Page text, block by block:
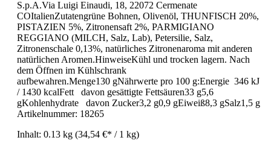
S.p.A.Via Luigi Einaudi, 18, 22072 Cermenate
COItalienZutatengrüne Bohnen, Olivenöl, THUNFISCH 20%,
PISTAZIEN 5%, Zitronensaft 2%, PARMIGIANO
REGGIANO (MILCH, Salz, Lab), Petersilie, Salz,
Zitronenschale 0,13%, natürliches Zitronenaroma mit anderen
natürlichen Aromen.HinweiseKühl und trocken lagern. Nach
dem Öffnen im Kühlschrank
aufbewahren.Menge130 gNährwerte pro 100 g:Energie 346 kJ
/ 1430 kcalFett davon gesättigte Fettsäuren33 g5,6
gKohlenhydrate davon Zucker3,2 g0,9 gEiweiß8,3 gSalz1,5 g
Artikelnummer: 18265
Inhalt: 0.13 kg (34,54 €* / 1 kg)